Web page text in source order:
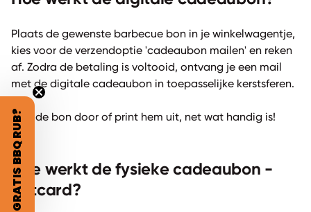
Plaats de gewenste barbecue bon in je winkelwagentje,
kies voor de verzendoptie 'cadeaubon mailen' en reken
af. Zodra de betaling is voltooid, ontvang je een mail
met de digitale cadeaubon in toepasselijke kerstsferen.
Mail de bon door of print hem uit, net wat handig is!
Hoe werkt de fysieke cadeaubon -
giftcard?
GRATIS BBQ RUB?